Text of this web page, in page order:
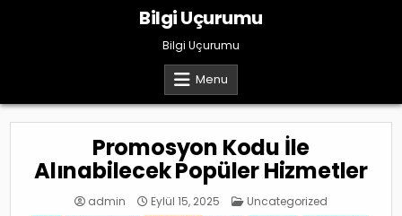
Bilgi Uçurumu
Bilgi Uçurumu
Menu
Promosyon Kodu İle
Alınabilecek Popüler Hizmetler
admin Eylül 15, 2025 Posted
Uncategorized